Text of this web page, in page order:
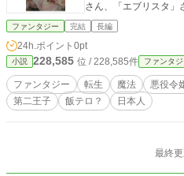
さん、「エブリスタ」
ファンタジー 完結 長編
24h.ポイント 0pt
小説 228,585 位 / 228,585件 ファンタジ
ファンタジー 転生 魔法 悪役令
第二王子
飯テロ？ 日本人
最終